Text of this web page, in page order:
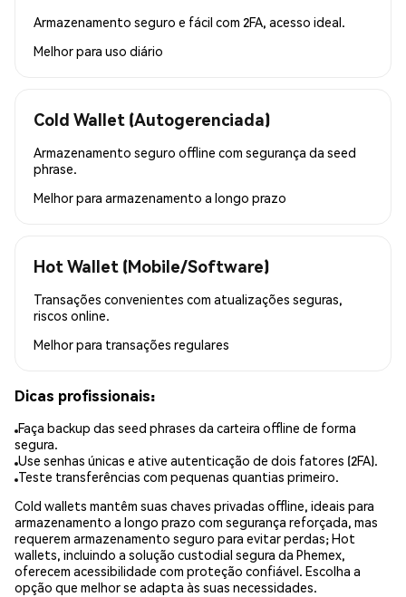
Armazenamento seguro e fácil com 2FA, acesso ideal.
Melhor para uso diário
Cold Wallet (Autogerenciada)
Armazenamento seguro offline com segurança da seed
phrase.
Melhor para armazenamento a longo prazo
Hot Wallet (Mobile/Software)
Transações convenientes com atualizações seguras,
riscos online.
Melhor para transações regulares
Dicas profissionais:
Faça backup das seed phrases da carteira offline de forma
segura.
Use senhas únicas e ative autenticação de dois fatores (2FA).
Teste transferências com pequenas quantias primeiro.
Cold wallets mantêm suas chaves privadas offline, ideais para
armazenamento a longo prazo com segurança reforçada, mas
requerem armazenamento seguro para evitar perdas; Hot
wallets, incluindo a solução custodial segura da Phemex,
oferecem acessibilidade com proteção confiável. Escolha a
opção que melhor se adapta às suas necessidades.